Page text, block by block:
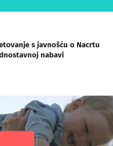
s javnošću o Nacrtu
nabavi